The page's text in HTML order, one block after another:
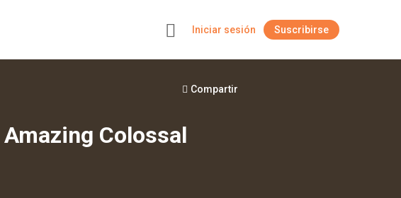
Iniciar sesión Suscribirse
Compartir
Colossal